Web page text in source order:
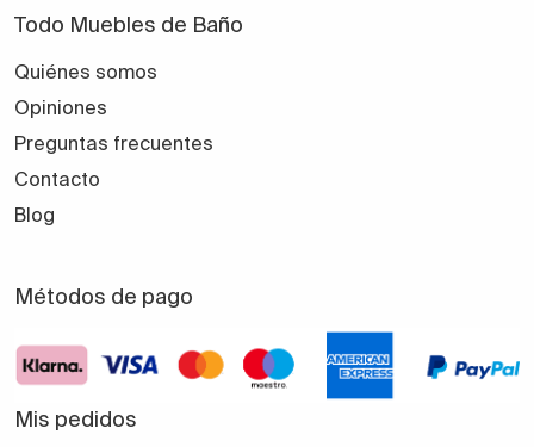
Todo Muebles de Baño
Quiénes somos
Opiniones
Preguntas frecuentes
Contacto
Blog
Métodos de pago
Mis pedidos